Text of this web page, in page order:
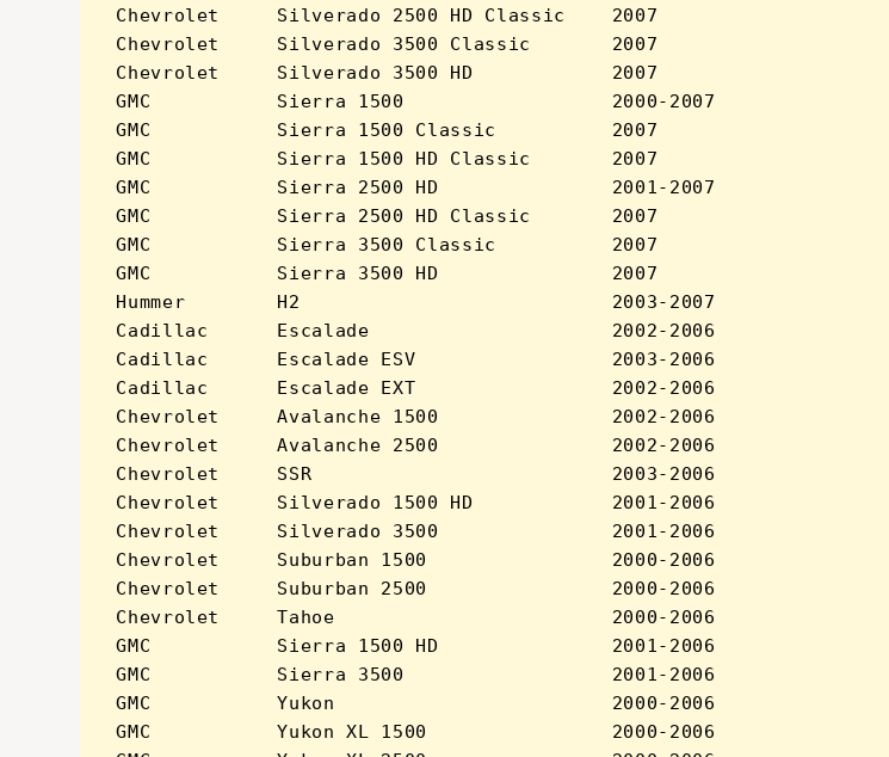
Chevrolet     Silverado 2500 HD Classic    2007
Chevrolet     Silverado 3500 Classic       2007
Chevrolet     Silverado 3500 HD            2007
GMC           Sierra 1500                  2000-2007
GMC           Sierra 1500 Classic          2007
GMC           Sierra 1500 HD Classic       2007
GMC           Sierra 2500 HD               2001-2007
GMC           Sierra 2500 HD Classic       2007
GMC           Sierra 3500 Classic          2007
GMC           Sierra 3500 HD               2007
Hummer        H2                           2003-2007
Cadillac      Escalade                     2002-2006
Cadillac      Escalade ESV                 2003-2006
Cadillac      Escalade EXT                 2002-2006
Chevrolet     Avalanche 1500               2002-2006
Chevrolet     Avalanche 2500               2002-2006
Chevrolet     SSR                          2003-2006
Chevrolet     Silverado 1500 HD            2001-2006
Chevrolet     Silverado 3500               2001-2006
Chevrolet     Suburban 1500                2000-2006
Chevrolet     Suburban 2500                2000-2006
Chevrolet     Tahoe                        2000-2006
GMC           Sierra 1500 HD               2001-2006
GMC           Sierra 3500                  2001-2006
GMC           Yukon                        2000-2006
GMC           Yukon XL 1500                2000-2006